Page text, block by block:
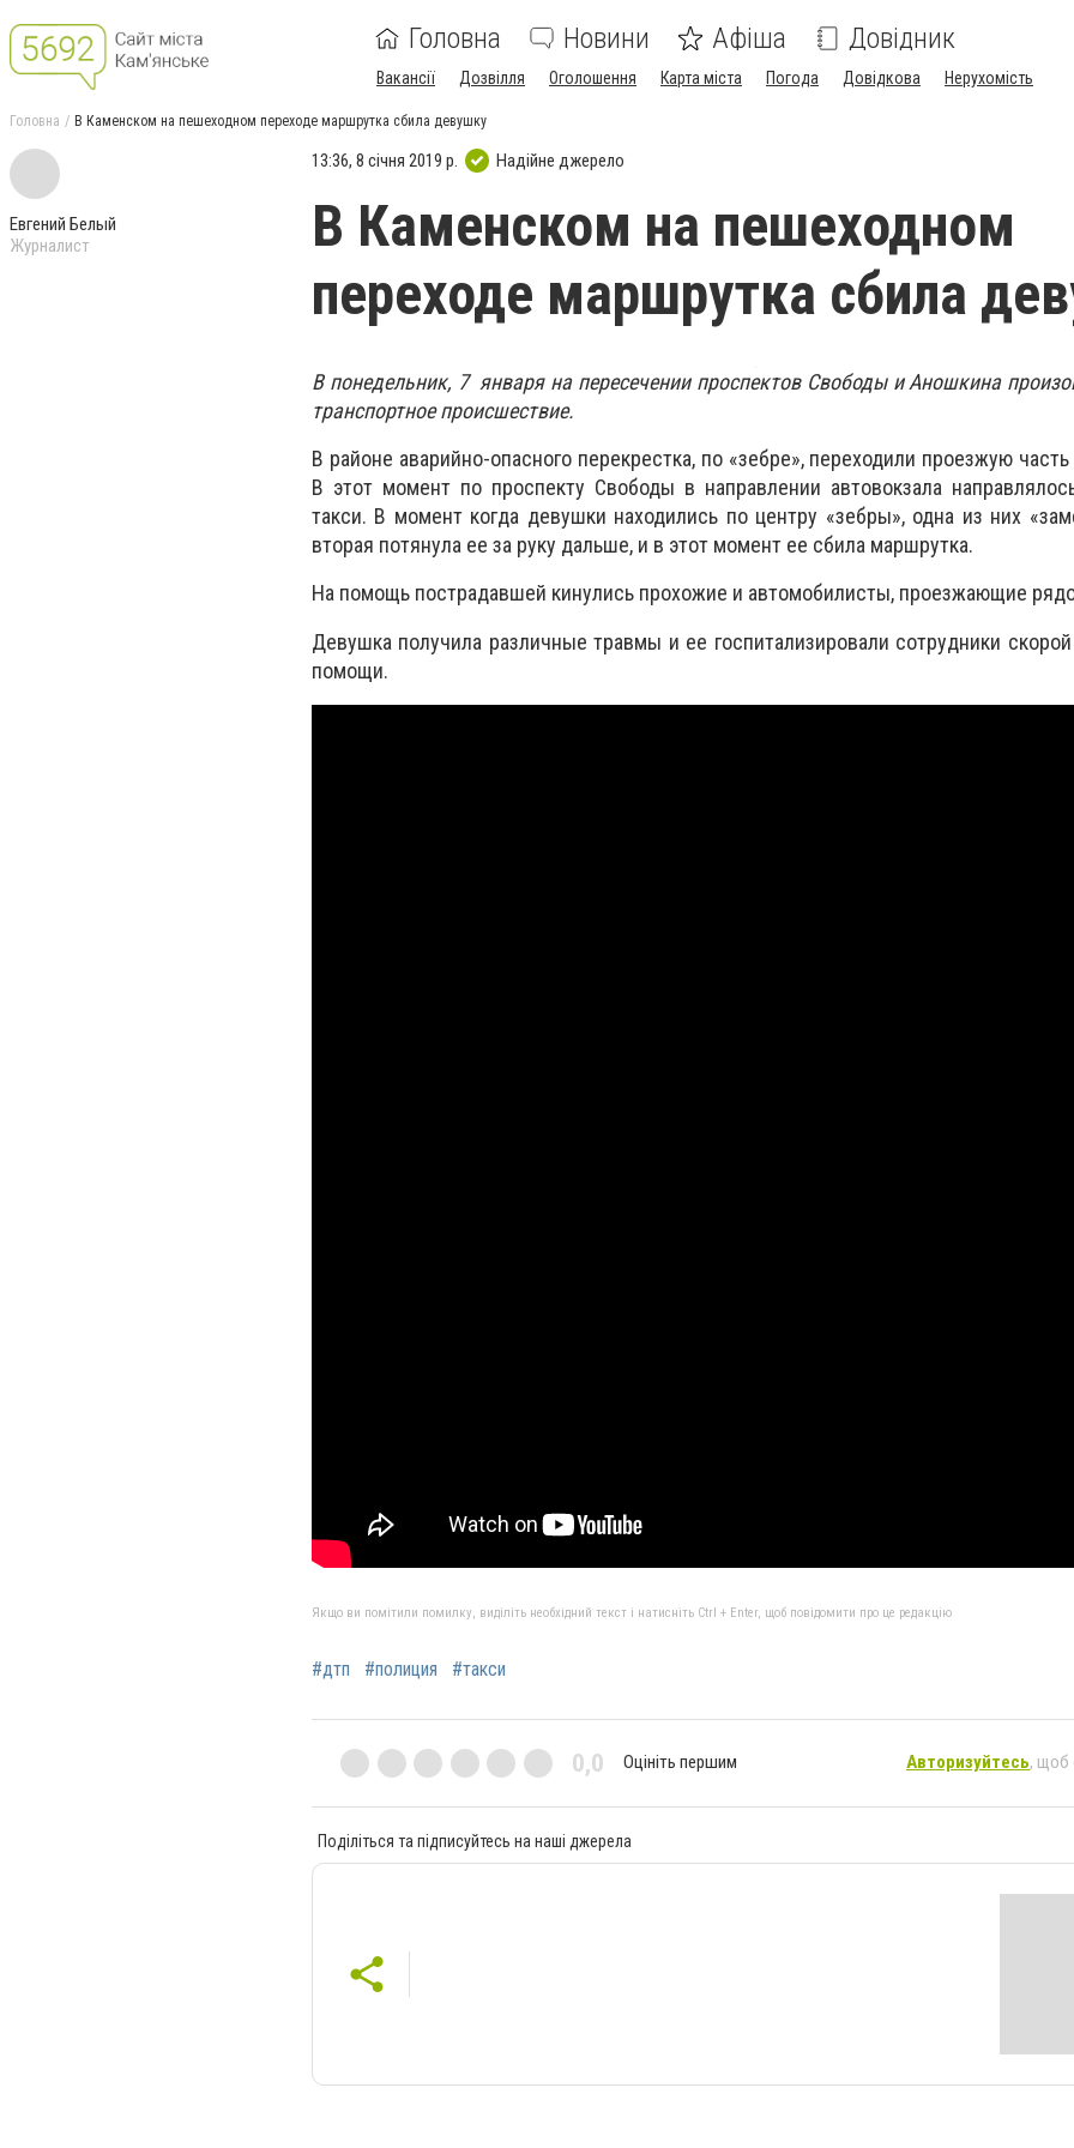
Головна Новини Афіша Довідник
Вакансії Дозвілля Оголошення Карта міста Погода Довідкова Нерухомість
Головна В Каменском на пешеходном переходе маршрутка сбила девушку
Евгений Белый
Журналист
13:36, 8 січня 2019 р. Надійне джерело
В Каменском на пешеходном
переходе маршрутка сбила
В понедельник, 7 января на пересечении проспектов Свободы и Аношкина
транспортное происшествие.
В районе аварийно-опасного перекрестка, по «зебре», переходили проезжую
В этот момент по проспекту Свободы в направлении автовокзала
такси. В момент когда девушки находились по центру «зебры», одна из них
вторая потянула ее за руку дальше, и в этот момент ее сбила маршрутка.
На помощь пострадавшей кинулись прохожие и автомобилисты, проезжающие
Девушка получила различные травмы и ее госпитализировали сотрудники
помощи.
Якщо ви помітили помилку, виділіть необхідний текст і натисніть Ctrl + Enter, щоб повідомити про це редакцію
#дтп #полиция #такси
0,0 Оцініть першим Авторизуйтесь, щоб
Поділіться та підписуйтесь на наші джерела